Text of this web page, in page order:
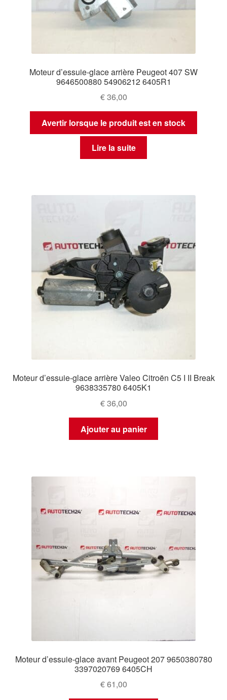
Moteur d’essuie-glace arrière Peugeot 407 SW
9646500880 54906212 6405R1
€36,00
Avertir lorsque le produit est en stock
Lire la suite
Moteur d’essuie-glace arrière Valeo Citroën C5 I II Break
9638335780 6405K1
€36,00
Ajouter au panier
Moteur d’essuie-glace avant Peugeot 207 9650380780
3397020769 6405CH
€61,00